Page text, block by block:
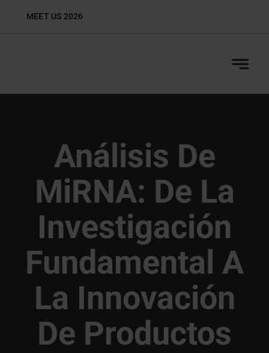
MEET US 2026
Análisis De
MiRNA: De La
Investigación
Fundamental A
La Innovación
De Productos